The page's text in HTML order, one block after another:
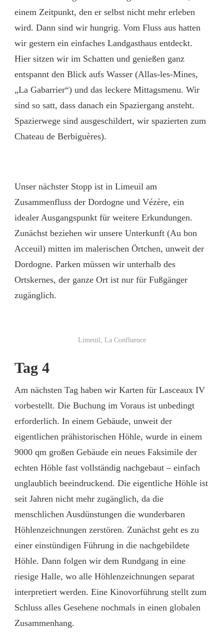
einem Zeitpunkt, den er selbst nicht mehr erleben
wird. Dann sind wir hungrig. Vom Fluss aus hatten
wir gestern ein einfaches Landgasthaus entdeckt.
Hier sitzen wir im Schatten und genießen ganz
entspannt den Blick aufs Wasser (Allas-les-Mines,
„La Gabarrier“) und das leckere Mittagsmenu. Wir
sind so satt, dass danach ein Spaziergang ansteht.
Spazierwege sind ausgeschildert, wir spazierten zum
Chateau de Berbiguères).
Unser nächster Stopp ist in Limeuil am
Zusammenfluss der Dordogne und Vézère, ein
idealer Ausgangspunkt für weitere Erkundungen.
Zunächst beziehen wir unsere Unterkunft (Au bon
Acceuil) mitten im malerischen Örtchen, unweit der
Dordogne. Parken müssen wir unterhalb des
Ortskernes, der ganze Ort ist nur für Fußgänger
zugänglich.
Limeuil, La Confluence
Tag 4
Am nächsten Tag haben wir Karten für Lasceaux IV
vorbestellt. Die Buchung im Voraus ist unbedingt
erforderlich. In einem Gebäude, unweit der
eigentlichen prähistorischen Höhle, wurde in einem
9000 qm großen Gebäude ein neues Faksimile der
echten Höhle fast vollständig nachgebaut – einfach
unglaublich beeindruckend. Die eigentliche Höhle ist
seit Jahren nicht mehr zugänglich, da die
menschlichen Ausdünstungen die wunderbaren
Höhlenzeichnungen zerstören. Zunächst geht es zu
einer einstündigen Führung in die nachgebildete
Höhle. Dann folgen wir dem Rundgang in eine
riesige Halle, wo alle Höhlenzeichnungen separat
interpretiert werden. Eine Kinovorführung stellt zum
Schluss alles Gesehene nochmals in einen globalen
Zusammenhang.